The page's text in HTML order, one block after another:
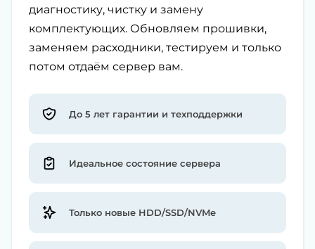
диагностику, чистку и замену
комплектующих. Обновляем прошивки,
заменяем расходники, тестируем и только
потом отдаём сервер вам.
До 5 лет гарантии и техподдержки
Идеальное состояние сервера
Только новые HDD/SSD/NVMe